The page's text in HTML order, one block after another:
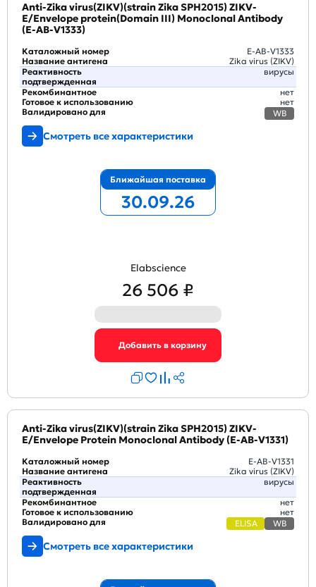
Anti-Zika virus(ZIKV)(strain Zika SPH2015) ZIKV-
E/Envelope protein(Domain III) Monoclonal Antibody
(E-AB-V1333)
Каталожный номер
E-AB-V1333
Название антигена
Zika virus (ZIKV)
Реактивность
подтвержденная
вирусы
Рекомбинантное
нет
Готовое к использованию
нет
Валидировано для
WB
Смотреть все характеристики
Ближайшая поставка
30.09.26
Elabscience
26 506 ₽
Anti-Zika virus(ZIKV)(strain Zika SPH2015) ZIKV-
E/Envelope Protein Monoclonal Antibody (E-AB-V1331)
Каталожный номер
E-AB-V1331
Название антигена
Zika virus (ZIKV)
Реактивность
подтвержденная
вирусы
Рекомбинантное
нет
Готовое к использованию
нет
Валидировано для
ELISA WB
Смотреть все характеристики